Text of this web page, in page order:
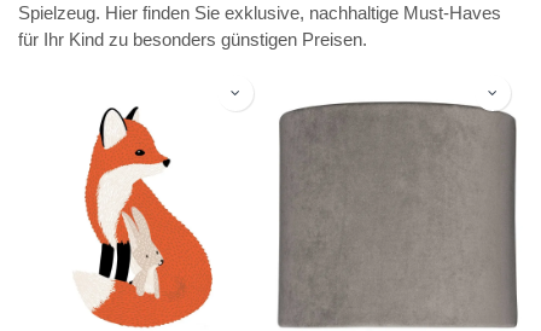
Spielzeug. Hier finden Sie exklusive, nachhaltige Must-Haves
für Ihr Kind zu besonders günstigen Preisen.